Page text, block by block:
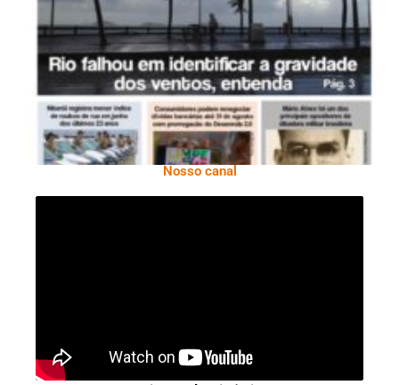
Ano X – Número 366 01 A 07 De Agosto De
2026
Nosso canal